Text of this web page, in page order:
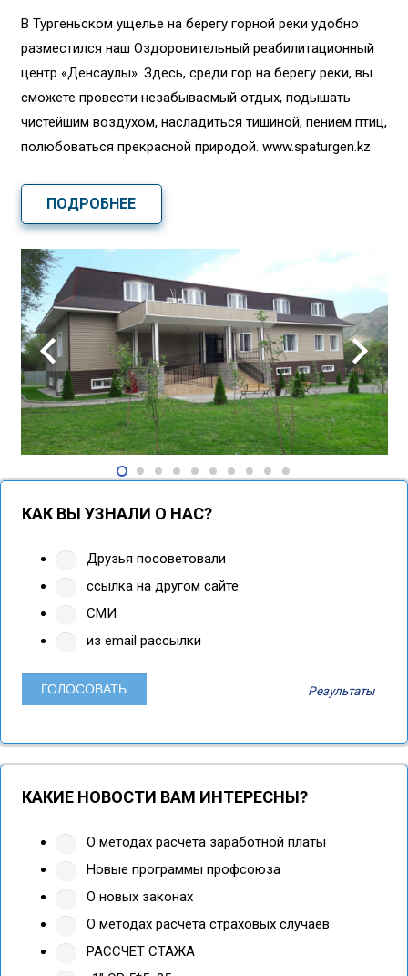
В Тургеньском ущелье на берегу горной реки удобно
разместился наш Оздоровительный реабилитационный
центр «Денсаулық». Здесь, среди гор на берегу реки, вы
сможете провести незабываемый отдых, подышать
чистейшим воздухом, насладиться тишиной, пением птиц,
полюбоваться прекрасной природой. www.spaturgen.kz
ПОДРОБНЕЕ
КАК ВЫ УЗНАЛИ О НАС?
Друзья посоветовали
ссылка на другом сайте
СМИ
из email рассылки
Результаты
КАКИЕ НОВОСТИ ВАМ ИНТЕРЕСНЫ?
О методах расчета заработной платы
Новые программы профсоюза
О новых законах
О методах расчета страховых случаев
РАССЧЕТ СТАЖА